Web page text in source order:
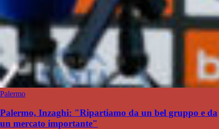
Palermo
Palermo, Inzaghi: "Ripartiamo da un bel gruppo e da
un mercato importante"